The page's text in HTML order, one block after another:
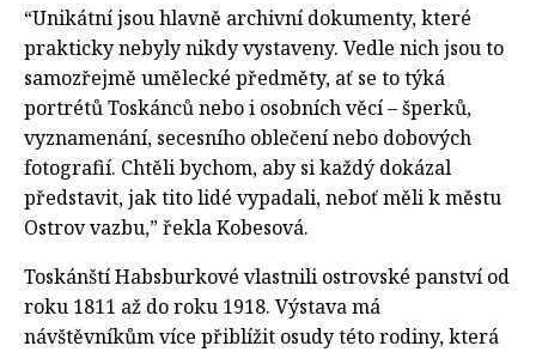
“Unikátní jsou hlavně archivní dokumenty, které
prakticky nebyly nikdy vystaveny. Vedle nich jsou to
samozřejmě umělecké předměty, ať se to týká
portrétů Toskánců nebo i osobních věcí – šperků,
vyznamenání, secesního oblečení nebo dobových
fotografií. Chtěli bychom, aby si každý dokázal
představit, jak tito lidé vypadali, neboť měli k městu
Ostrov vazbu,” řekla Kobesová.
Toskánští Habsburkové vlastnili ostrovské panství od
roku 1811 až do roku 1918. Výstava má
návštěvníkům více přiblížit osudy této rodiny, která